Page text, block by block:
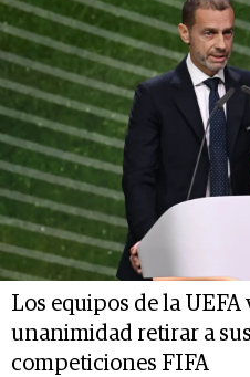
Los equipos de la
unanimidad retirar a
competiciones FIFA